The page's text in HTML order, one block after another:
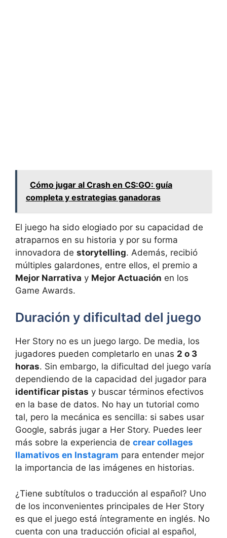
Cómo jugar al Crash en CS:GO: guía
completa y estrategias ganadoras
El juego ha sido elogiado por su capacidad de
atraparnos en su historia y por su forma
innovadora de storytelling. Además, recibió
múltiples galardones, entre ellos, el premio a
Mejor Narrativa y Mejor Actuación en los
Game Awards.
Duración y dificultad del juego
Her Story no es un juego largo. De media, los
jugadores pueden completarlo en unas 2 o 3
horas. Sin embargo, la dificultad del juego varía
dependiendo de la capacidad del jugador para
identificar pistas y buscar términos efectivos
en la base de datos. No hay un tutorial como
tal, pero la mecánica es sencilla: si sabes usar
Google, sabrás jugar a Her Story. Puedes leer
más sobre la experiencia de crear collages
llamativos en Instagram para entender mejor
la importancia de las imágenes en historias.
¿Tiene subtítulos o traducción al español? Uno
de los inconvenientes principales de Her Story
es que el juego está íntegramente en inglés. No
cuenta con una traducción oficial al español,